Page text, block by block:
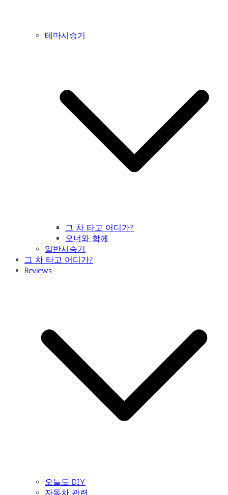
테마시승기
그 차 타고 어디가?
오너와 함께
일반시승기
그 차 타고 어디가?
Reviews
오늘도 DIY
자동차 관련